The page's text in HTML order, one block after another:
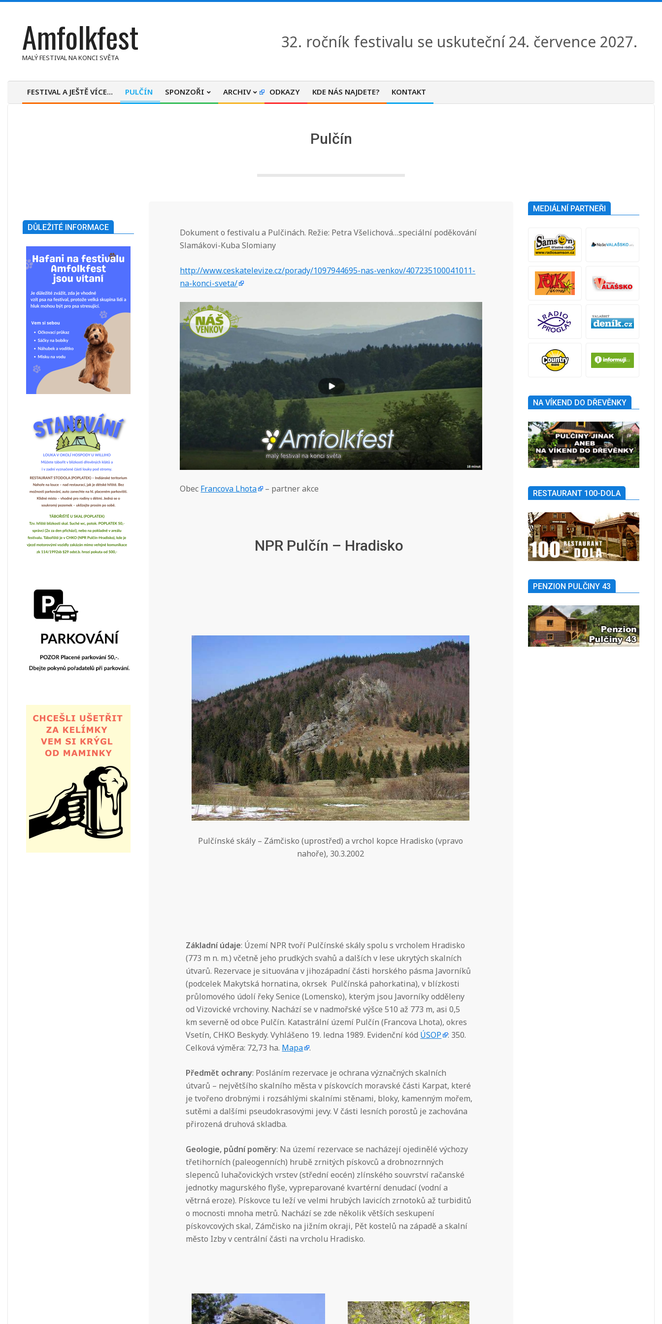
contentAmfolkfest
MALÝ FESTIVAL NA KONCI SVĚTA
32. ročník festivalu se uskuteční 24. července 2027.
Primary
FESTIVAL A JEŠTĚ VÍCE… PULČÍN SPONZOŘI ARCHIV ODKAZY KDE NÁS NAJDETE? KONTAKT
Pulčín
Dokument o festivalu a Pulčinách. Režie: Petra Všelichová…speciální poděkování
Slamákovi-Kuba Slomiany
http://www.ceskatelevize.cz/porady/1097944695-nas-venkov/407235100041011-
na-konci-sveta/
Obec Francova Lhota – partner akce
NPR Pulčín – Hradisko
Pulčínské skály – Zámčisko (uprostřed) a vrchol kopce Hradisko (vpravo
nahoře), 30.3.2002
Základní údaje: Území NPR tvoří Pulčínské skály spolu s vrcholem Hradisko
(773 m n. m.) včetně jeho prudkých svahů a dalších v lese ukrytých skalních
útvarů. Rezervace je situována v jihozápadní části horského pásma Javorníků
(podcelek Makytská hornatina, okrsek Pulčínská pahorkatina), v blízkosti
průlomového údolí řeky Senice (Lomensko), kterým jsou Javorníky odděleny
od Vizovické vrchoviny. Nachází se v nadmořské výšce 510 až 773 m, asi 0,5
km severně od obce Pulčín. Katastrální území Pulčín (Francova Lhota), okres
Vsetín, CHKO Beskydy. Vyhlášeno 19. ledna 1989. Evidenční kód ÚSOP
: 350.
Celková výměra: 72,73 ha. Mapa .
Předmět ochrany: Posláním rezervace je ochrana význačných skalních
útvarů – největšího skalního města v pískovcích moravské části Karpat, které
je tvořeno drobnými i rozsáhlými skalními stěnami, bloky, kamenným mořem,
sutěmi a dalšími pseudokrasovými jevy. V části lesních porostů je zachována
přirozená druhová skladba.
Geologie, půdní poměry: Na území rezervace se nacházejí ojedinělé výchozy
třetihorních (paleogenních) hrubě zrnitých pískovců a drobnozrnných
slepenců luhačovických vrstev (střední eocén) zlínského souvrství račanské
jednotky magurského flyše, vypreparované kvartérní denudací (vodní a
větrná eroze). Pískovce tu leží ve velmi hrubých lavicích zrnotoků až turbiditů
o mocnosti mnoha metrů. Nachází se zde několik větších seskupení
pískovcových skal, Zámčisko na jižním okraji, Pět kostelů na západě a skalní
město Izby v centrální části na vrcholu Hradisko.
DŮLEŽITÉ INFORMACE
MEDIÁLNÍ PARTNEŘI
NA VÍKEND DO DŘEVĚNKY
RESTAURANT 100-DOLA
PENZION PULČINY 43